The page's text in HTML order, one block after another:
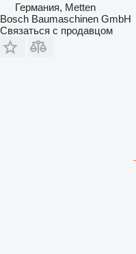
Германия, Metten
Bosch Baumaschinen GmbH
Связаться с продавцом